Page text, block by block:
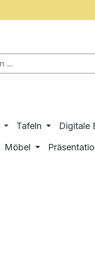
Tafeln Digitale
Möbel